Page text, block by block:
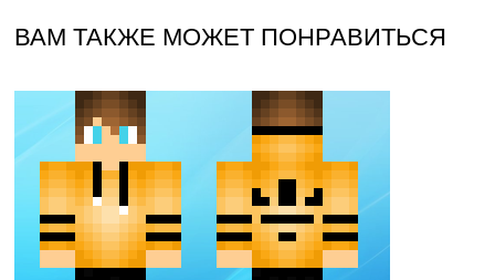
ВАМ ТАКЖЕ МОЖЕТ ПОНРАВИТЬСЯ